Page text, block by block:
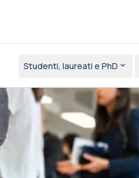
Studenti, laureati e PhD